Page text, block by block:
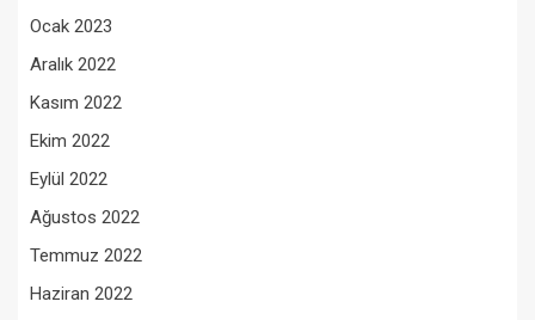
Ocak 2023
Aralık 2022
Kasım 2022
Ekim 2022
Eylül 2022
Ağustos 2022
Temmuz 2022
Haziran 2022